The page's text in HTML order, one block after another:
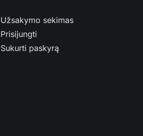
Užsakymo sekimas
Prisijungti
Sukurti paskyrą